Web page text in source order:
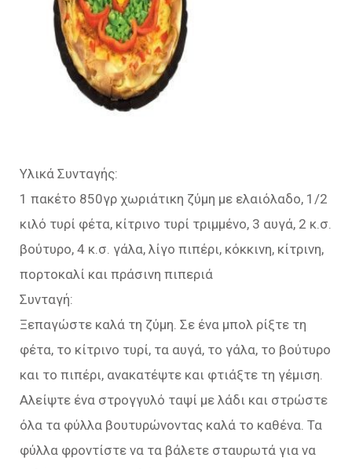
Υλικά Συνταγής:
1 πακέτο 850γρ χωριάτικη ζύμη με ελαιόλαδο, 1/2
κιλό τυρί φέτα, κίτρινο τυρί τριμμένο, 3 αυγά, 2 κ.σ.
βούτυρο, 4 κ.σ. γάλα, λίγο πιπέρι, κόκκινη, κίτρινη,
πορτοκαλί και πράσινη πιπεριά
Συνταγή:
Ξεπαγώστε καλά τη ζύμη. Σε ένα μπολ ρίξτε τη
φέτα, το κίτρινο τυρί, τα αυγά, το γάλα, το βούτυρο
και το πιπέρι, ανακατέψτε και φτιάξτε τη γέμιση.
Αλείψτε ένα στρογγυλό ταψί με λάδι και στρώστε
όλα τα φύλλα βουτυρώνοντας καλά το καθένα. Τα
φύλλα φροντίστε να τα βάλετε σταυρωτά για να